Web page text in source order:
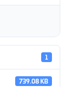
1
739.08 KB